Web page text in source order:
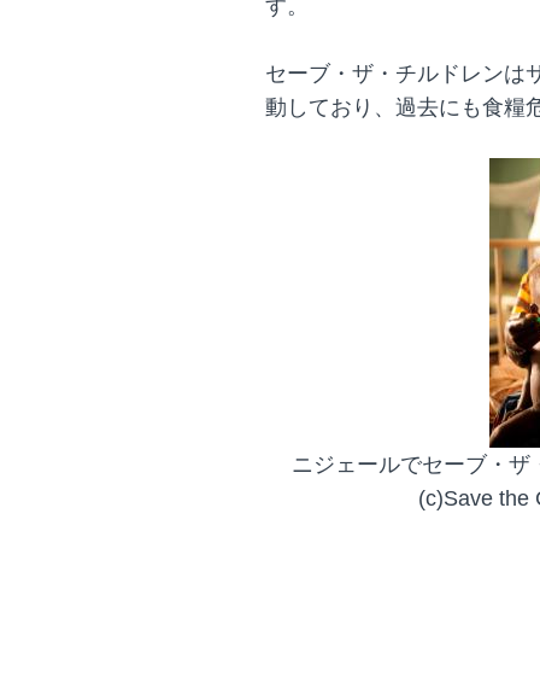
す。
セーブ・ザ・チルドレンは
動しており、過去にも食糧
ニジェールでセーブ・
(c)Save the